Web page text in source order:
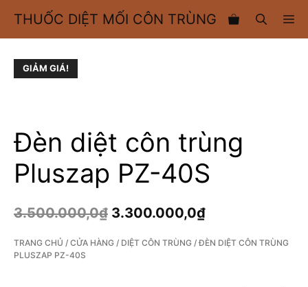
đến
nội
dung
THUỐC DIỆT MỐI CÔN TRÙNG
GIẢM GIÁ!
Đèn diệt côn trùng
Pluszap PZ-40S
3.500.000,0₫ 3.300.000,0₫
TRANG CHỦ / CỬA HÀNG / DIỆT CÔN TRÙNG / ĐÈN DIỆT CÔN TRÙNG
PLUSZAP PZ-40S